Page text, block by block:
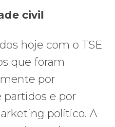
civil
hoje com o TSE
que foram
por
partidos e por
político. A